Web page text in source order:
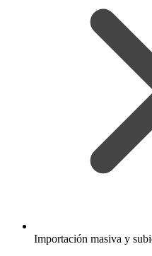
Importación masiva y